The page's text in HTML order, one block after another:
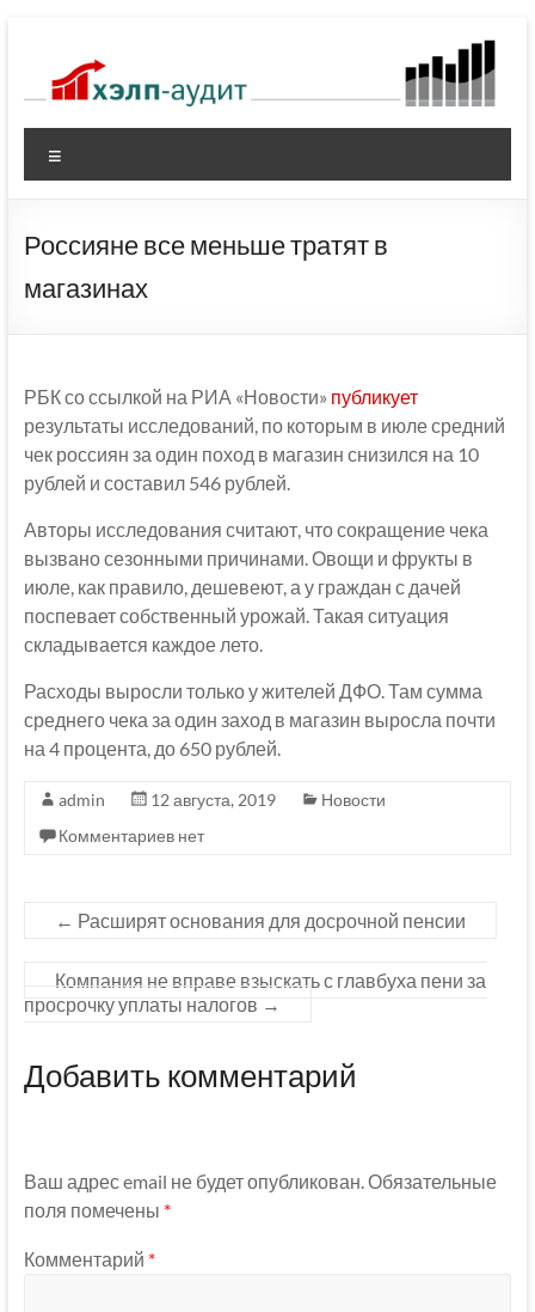
содержимому
Россияне все меньше тратят в
магазинах
РБК со ссылкой на РИА «Новости» публикует
результаты исследований, по которым в июле средний
чек россиян за один поход в магазин снизился на 10
рублей и составил 546 рублей.
Авторы исследования считают, что сокращение чека
вызвано сезонными причинами. Овощи и фрукты в
июле, как правило, дешевеют, а у граждан с дачей
поспевает собственный урожай. Такая ситуация
складывается каждое лето.
Расходы выросли только у жителей ДФО. Там сумма
среднего чека за один заход в магазин выросла почти
на 4 процента, до 650 рублей.
admin 12 августа, 2019
Новости
Комментариев нет
← Расширят основания для досрочной пенсии
Компания не вправе взыскать с главбуха пени за
просрочку уплаты налогов →
Добавить комментарий
Ваш адрес email не будет опубликован. Обязательные
поля помечены *
Комментарий *